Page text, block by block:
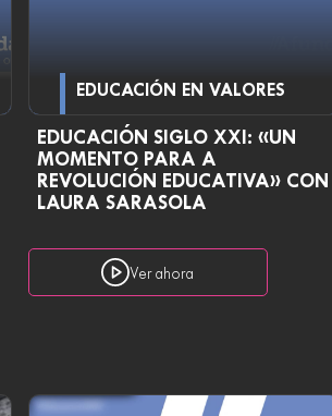
EDUCACIÓN EN VALORES
EDUCACIÓN SIGLO XXI: «UN
MOMENTO PARA A
REVOLUCIÓN EDUCATIVA» CON
LAURA SARASOLA
Ver ahora